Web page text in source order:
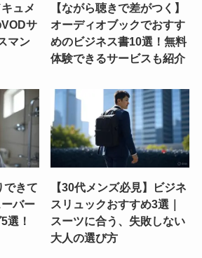
ュメ
サ
マン
【ながら聴きで差がつく】
オーディオブックでおすす
めのビジネス書10選！無料
体験できるサービスも紹介
できて
バー
選！
【30代メンズ必見】ビジネ
スリュックおすすめ3選｜
スーツに合う、失敗しない
大人の選び方